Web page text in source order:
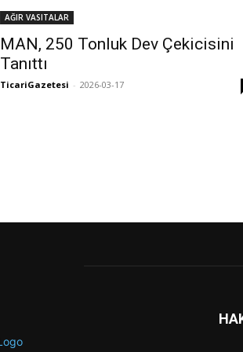
AĞIR VASITALAR
MAN, 250 Tonluk Dev Çekicisini
Tanıttı
TicariGazetesi - 2026-03-17